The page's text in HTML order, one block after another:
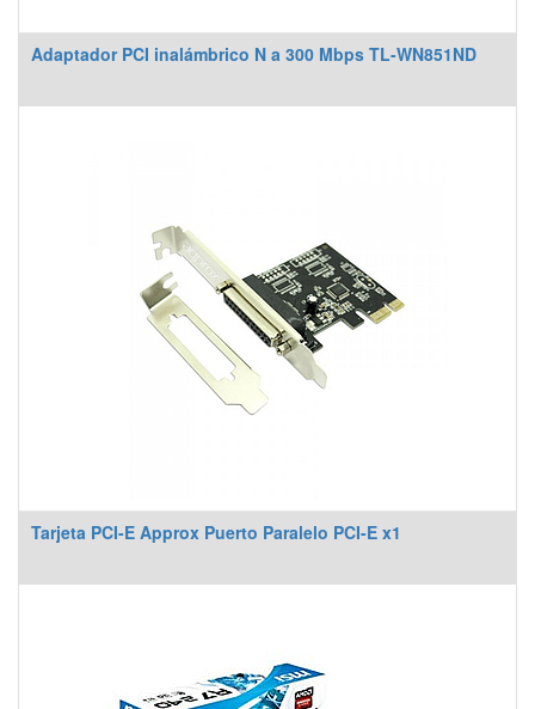
Adaptador PCI inalámbrico N a 300 Mbps TL-WN851ND
Tarjeta PCI-E Approx Puerto Paralelo PCI-E x1